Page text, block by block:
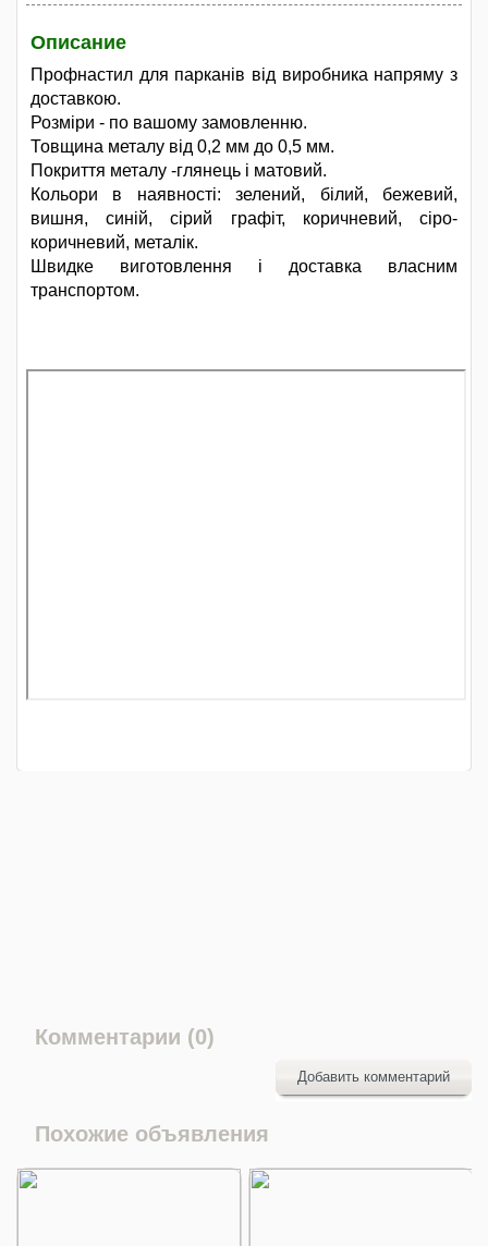
Описание
Профнастил для парканів від виробника напряму з
доставкою.
Розміри - по вашому замовленню.
Товщина металу від 0,2 мм до 0,5 мм.
Покриття металу -глянець і матовий.
Кольори в наявності: зелений, білий, бежевий,
вишня, синій, сірий графіт, коричневий, сіро-
коричневий, металік.
Швидке виготовлення і доставка власним
транспортом.
Комментарии (0)
Добавить комментарий
Похожие объявления